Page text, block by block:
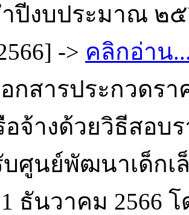
ปีงบประมาณ ๒๕
-> คลิกอ่าน
อกสารประกวดรา
จ้างด้วยวิธีสอบ
ศูนย์พัฒนาเด็กเ
ธันวาคม 2566